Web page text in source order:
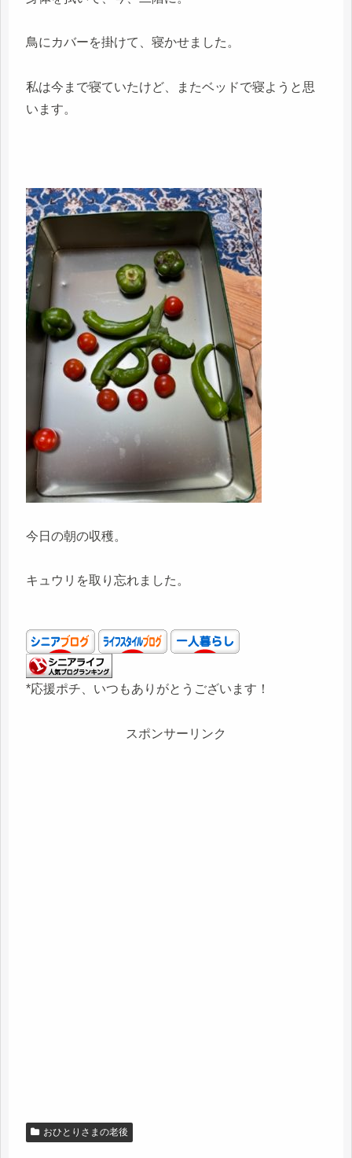
鳥にカバーを掛けて、寝かせました。
私は今まで寝ていたけど、またベッドで寝ようと思
います。
今日の朝の収穫。
キュウリを取り忘れました。
*応援ポチ、いつもありがとうございます！
スポンサーリンク
おひとりさまの老後